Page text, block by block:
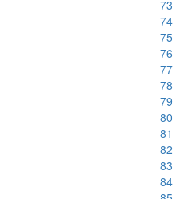
73
74
75
76
77
78
79
80
81
82
83
84